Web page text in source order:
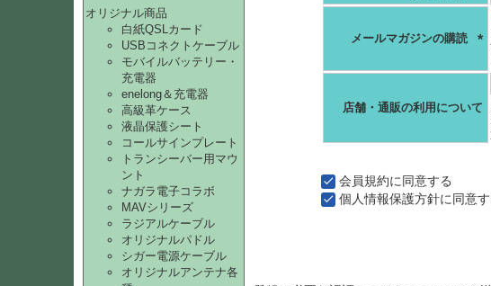
オリジナル商品
白紙QSLカード
USBコネクトケーブル
モバイルバッテリー・
充電器
enelong＆充電器
高級革ケース
液晶保護シート
コールサインプレート
トランシーバー用マウ
ント
ナガラ電子コラボ
MAVシリーズ
ラジアルケーブル
オリジナルパドル
シガー電源ケーブル
オリジナルアンテナ各
(必
メールマガジンの購読
須)
店舗・通販の利用について
会員規約に同意する
個人情報保護方針に同意